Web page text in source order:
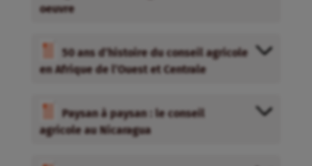
oeuvre
50 ans d’histoire du conseil agricole
en Afrique de l’Ouest et Centrale
Paysan à paysan : le conseil
agricole au Nicaragua